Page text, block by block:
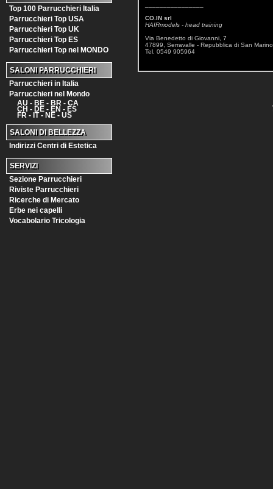
Top 100 Parrucchieri Italia
Parrucchieri Top USA
Parrucchieri Top UK
Parrucchieri Top ES
Parrucchieri Top nel MONDO
SALONI PARRUCCHIERI
Parrucchieri in Italia
Parrucchieri nel Mondo
AU - BE - BR - CA
CH - DE - EN - ES
FR - IT - NE - US
SALONI DI BELLEZZA
Indirizzi Centri di Estetica
SERVIZI
Sezione Parrucchieri
Riviste Parrucchieri
Ricerche di Mercato
Erbe nei capelli
Vocabolario Tricologia
CO.IN srl
HAIRmodels - head training
Via Benedetto di Giovanni, 7
47899, Serravalle - Repubblica di San Marino
Tel. 0549 905964